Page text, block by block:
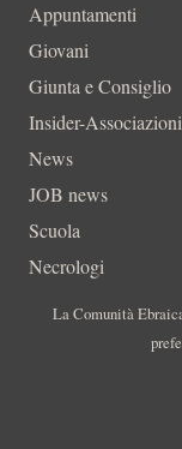
Appuntamenti
Giovani
Giunta e Consiglio
Insider-Associazioni
News
JOB news
Scuola
Necrologi
La Comunità